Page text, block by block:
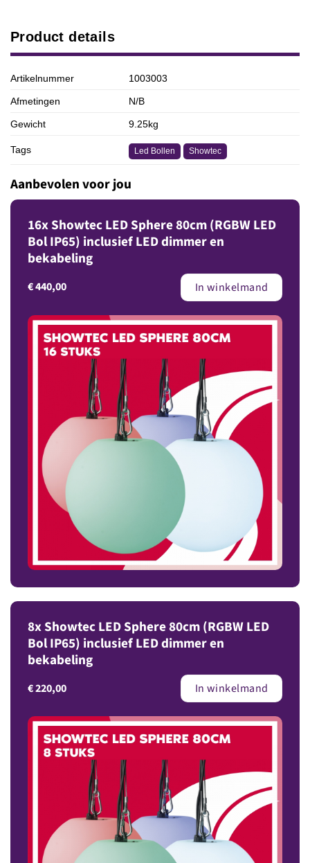
Product details
Artikelnummer 1003003
Afmetingen N/B
Gewicht 9.25kg
Tags Led Bollen Showtec
Aanbevolen voor jou
16x Showtec LED Sphere 80cm (RGBW LED
Bol IP65) inclusief LED dimmer en
bekabeling
€440,00 In winkelmand
8x Showtec LED Sphere 80cm (RGBW LED
Bol IP65) inclusief LED dimmer en
bekabeling
€220,00 In winkelmand